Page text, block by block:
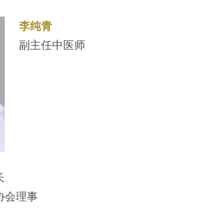
李纯青
副主任中医师
会理事